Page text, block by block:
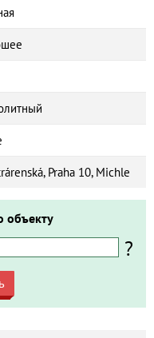
Praha 10, Michle
объекту
?